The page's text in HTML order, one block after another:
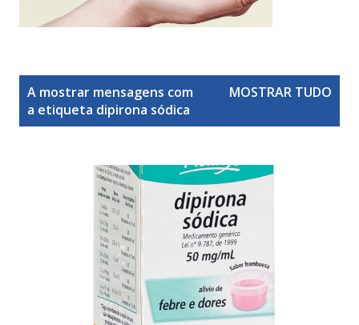
A mostrar mensagens com
a etiqueta dipirona sódica
MOSTRAR TUDO